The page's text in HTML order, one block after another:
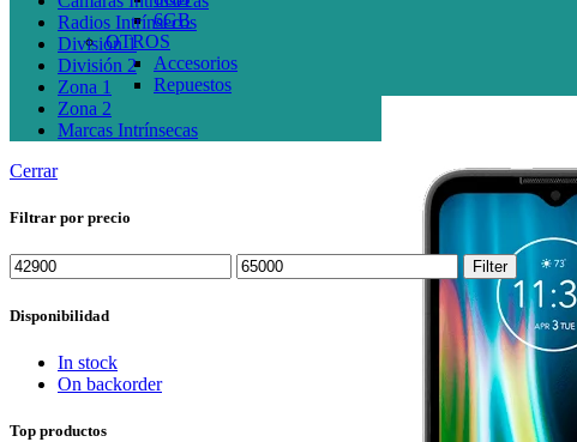
6GB
OTROS
Accesorios
Repuestos
Radios Intrínsecos
División 1
División 2
Zona 1
Zona 2
Marcas Intrínsecas
Cerrar
Filtrar por precio
Min
price
Max
price
Filter
Disponibilidad
In stock
On backorder
Top productos